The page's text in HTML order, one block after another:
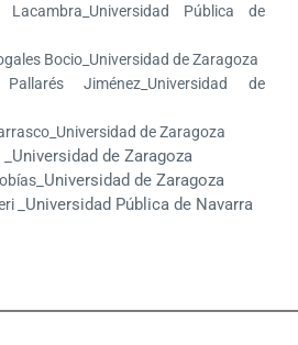
Pública de
Bocio_Universidad de Zaragoza
Jiménez_Universidad de
de Zaragoza
_Universidad de Zaragoza
_Universidad de Zaragoza
_Universidad Pública de Navarra